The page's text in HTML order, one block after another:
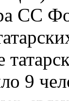
СС
9